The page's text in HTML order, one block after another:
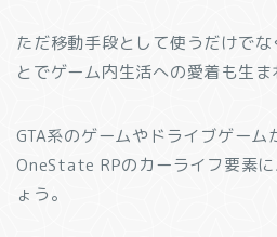
ただ移動手段として使うだけで
とでゲーム内生活への愛着も生ま
GTA系のゲームやドライブゲーム
OneState RPのカーライフ要素
ょう。